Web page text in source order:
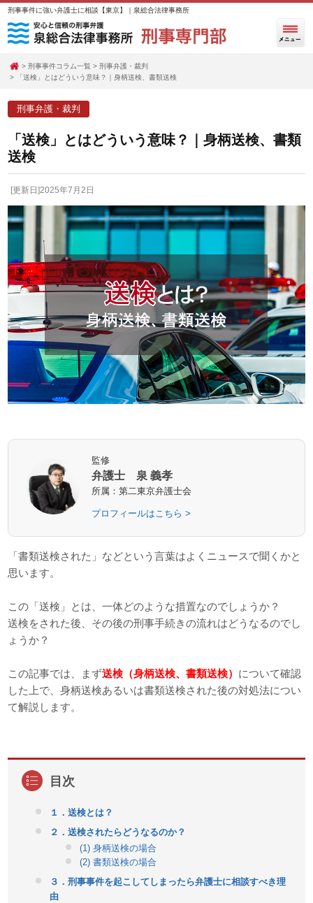
刑事事件に強い弁護士に相談【東京】｜泉総合法律事務所
刑事事件コラム一覧
刑事弁護・裁判
「送検」とはどういう意味？｜身柄送検、書類送検
刑事弁護・裁判
「送検」とはどういう意味？｜身柄送検、書類
送検
[更新日]2025年7月2日
監修
弁護士 泉 義孝
所属：第二東京弁護士会
プロフィールはこちら >
「書類送検された」などという言葉はよくニュースで聞くかと
思います。
この「送検」とは、一体どのような措置なのでしょうか？
送検をされた後、その後の刑事手続きの流れはどうなるのでし
ょうか？
この記事では、まず送検（身柄送検、書類送検） について確認
した上で、身柄送検あるいは書類送検された後の対処法につい
て解説します。
１．送検とは？
２．送検されたらどうなるのか？
(1) 身柄送検の場合
(2) 書類送検の場合
３．刑事事件を起こしてしまったら弁護士に相談すべき理
由